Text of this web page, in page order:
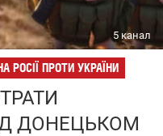
5 канал
РОСІЇ ПРОТИ УКРАЇНИ
ДОНЕЦЬКОМ